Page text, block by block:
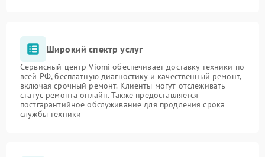
Широкий спектр услуг
Сервисный центр Viomi обеспечивает доставку техники по
всей РФ, бесплатную диагностику и качественный ремонт,
включая срочный ремонт. Клиенты могут отслеживать
статус ремонта онлайн. Также предоставляется
постгарантийное обслуживание для продления срока
службы техники